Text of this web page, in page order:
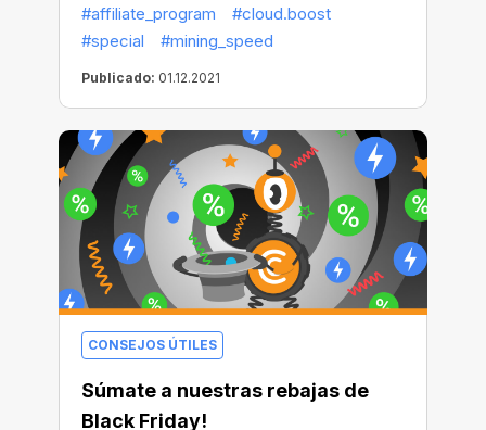
#affiliate_program
#cloud.boost
#special
#mining_speed
Publicado: 01.12.2021
CONSEJOS ÚTILES
Súmate a nuestras rebajas de
Black Friday!